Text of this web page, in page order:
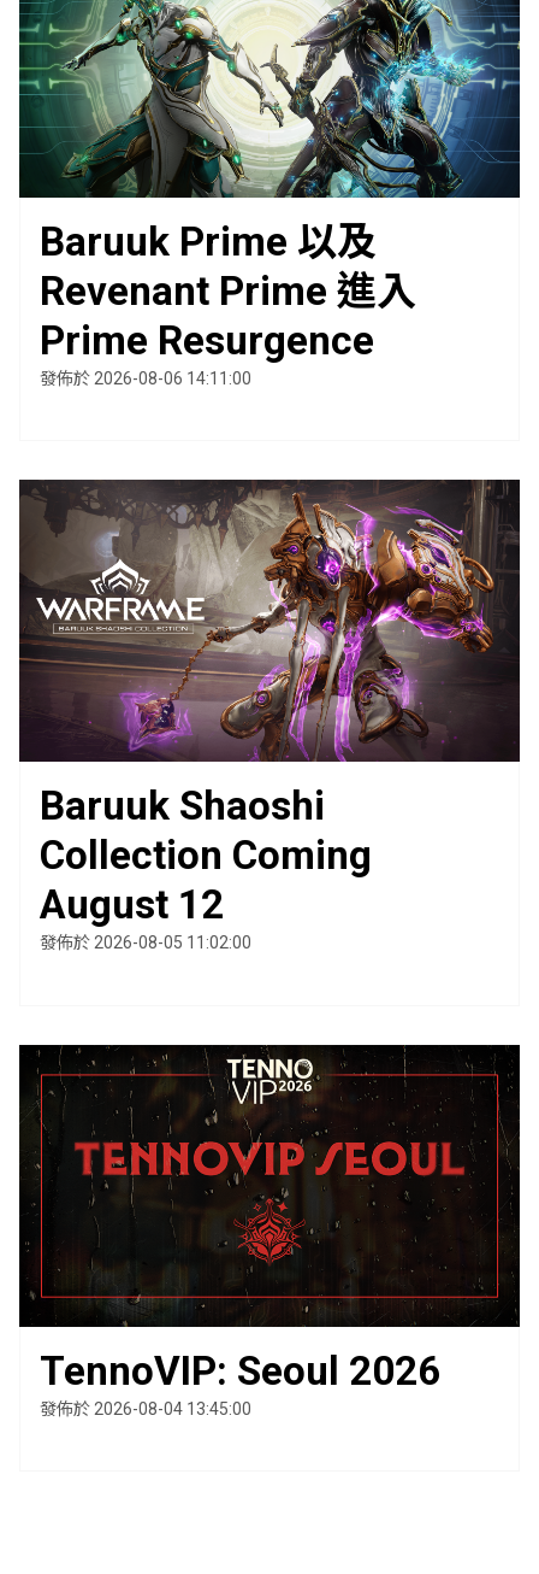
Baruuk Prime 以及
Revenant Prime 進入
Prime Resurgence
發佈於 2026-08-06 14:11:00
Baruuk Shaoshi
Collection Coming
August 12
發佈於 2026-08-05 11:02:00
TennoVIP: Seoul 2026
發佈於 2026-08-04 13:45:00